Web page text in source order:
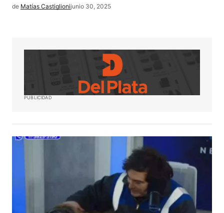
de Matías Castiglionijunio 30, 2025
PUBLICIDAD